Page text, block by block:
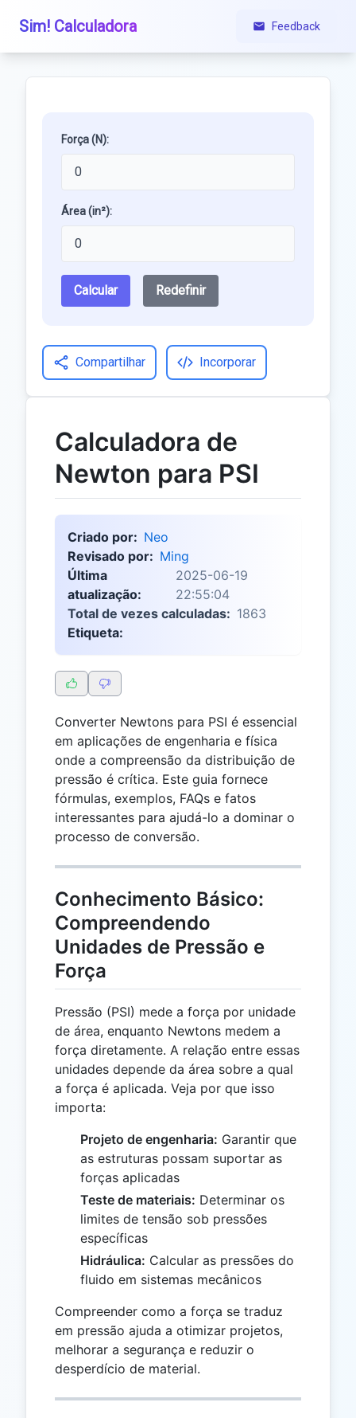
Sim! Calculadora Feedback
Força (N):
Área (in²):
Calcular Redefinir
Compartilhar Incorporar
Calculadora de
Newton para PSI
Criado por: Neo
Revisado por: Ming
Última
atualização:
2025-06-19
22:55:04
Total de vezes calculadas: 1863
Etiqueta:
Converter Newtons para PSI é essencial
em aplicações de engenharia e física
onde a compreensão da distribuição de
pressão é crítica. Este guia fornece
fórmulas, exemplos, FAQs e fatos
interessantes para ajudá-lo a dominar o
processo de conversão.
Conhecimento Básico:
Compreendendo
Unidades de Pressão e
Força
Pressão (PSI) mede a força por unidade
de área, enquanto Newtons medem a
força diretamente. A relação entre essas
unidades depende da área sobre a qual
a força é aplicada. Veja por que isso
importa:
Projeto de engenharia: Garantir que
as estruturas possam suportar as
forças aplicadas
Teste de materiais: Determinar os
limites de tensão sob pressões
específicas
Hidráulica: Calcular as pressões do
fluido em sistemas mecânicos
Compreender como a força se traduz
em pressão ajuda a otimizar projetos,
melhorar a segurança e reduzir o
desperdício de material.